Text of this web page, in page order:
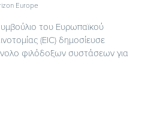
Europe
του Ευρωπαϊκού
(EIC) δημοσίευσε
φιλόδοξων συστάσεων για